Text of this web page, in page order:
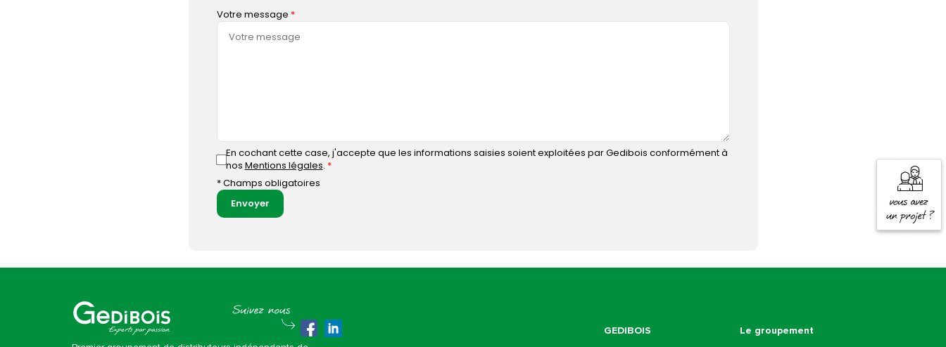
Votre message
En cochant cette case, j'accepte que les informations saisies soient exploitées par Gedibois conformément à
nos Mentions légales.
* Champs obligatoires
Envoyer
GEDIBOIS Le groupement